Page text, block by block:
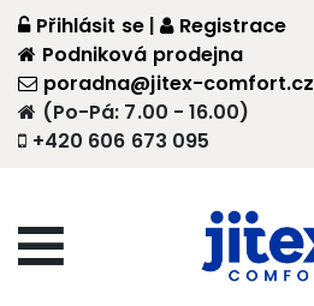
+420 606 673 095
(Po-Pá: 7.00 - 16.00)
poradna@jitex-comfort.cz
Přihlásit se |
Registrace
Podniková prodejna